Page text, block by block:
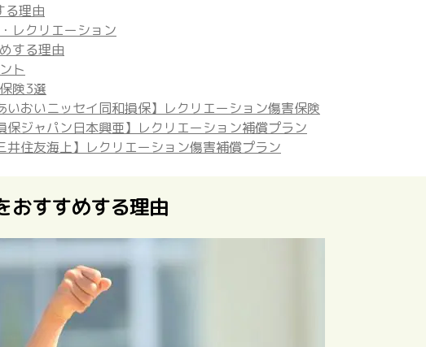
る理由
レクリエーション
する理由
ト
険3選
おいニッセイ同和損保】レクリエーション傷害保険
ジャパン日本興亜】レクリエーション補償プラン
住友海上】レクリエーション傷害補償プラン
おすすめする理由